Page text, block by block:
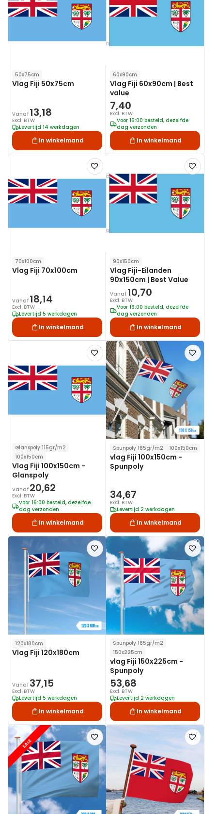
verlanglijst
50x75cm
Vlag Fiji 50x75cm
Vanaf 13,18
Excl. BTW
Levertijd 14 werkdagen
In winkelmand
60x90cm
Vlag Fiji 60x90cm | Best
value
7,40
Excl. BTW
Voor 16:00 besteld, dezelfde
dag verzonden
In winkelmand
Voeg
toe
verlanglijst
70x100cm
Vlag Fiji 70x100cm
Vanaf 18,14
Excl. BTW
Levertijd 5 werkdagen
In winkelmand
Voeg
toe
90x150cm
Vlag Fiji-Eilanden
90x150cm | Best Value
Vanaf 10,70
Excl. BTW
Voor 16:00 besteld, dezelfde
dag verzonden
In winkelmand
Voeg
toe
verlanglijst
Glanspoly 115gr/m2
100x150cm
Vlag Fiji 100x150cm -
Glanspoly
Vanaf 20,62
Excl. BTW
Voor 16:00 besteld, dezelfde
dag verzonden
In winkelmand
Voeg
toe
Spunpoly 165gr/m2 100x150cm
vlag Fiji 100x150cm -
Spunpoly
34,67
Excl. BTW
Levertijd 2 werkdagen
In winkelmand
Voeg
toe
aan
verlanglijst
120x180cm
Vlag Fiji 120x180cm
Vanaf 37,15
Excl. BTW
Levertijd 5 werkdagen
In winkelmand
Voeg
toe
aan
Spunpoly 165gr/m2
150x225cm
vlag Fiji 150x225cm -
Spunpoly
53,68
Excl. BTW
Levertijd 2 werkdagen
In winkelmand
SALE
Voeg
toe
aan
verlanglijst
Voeg
toe